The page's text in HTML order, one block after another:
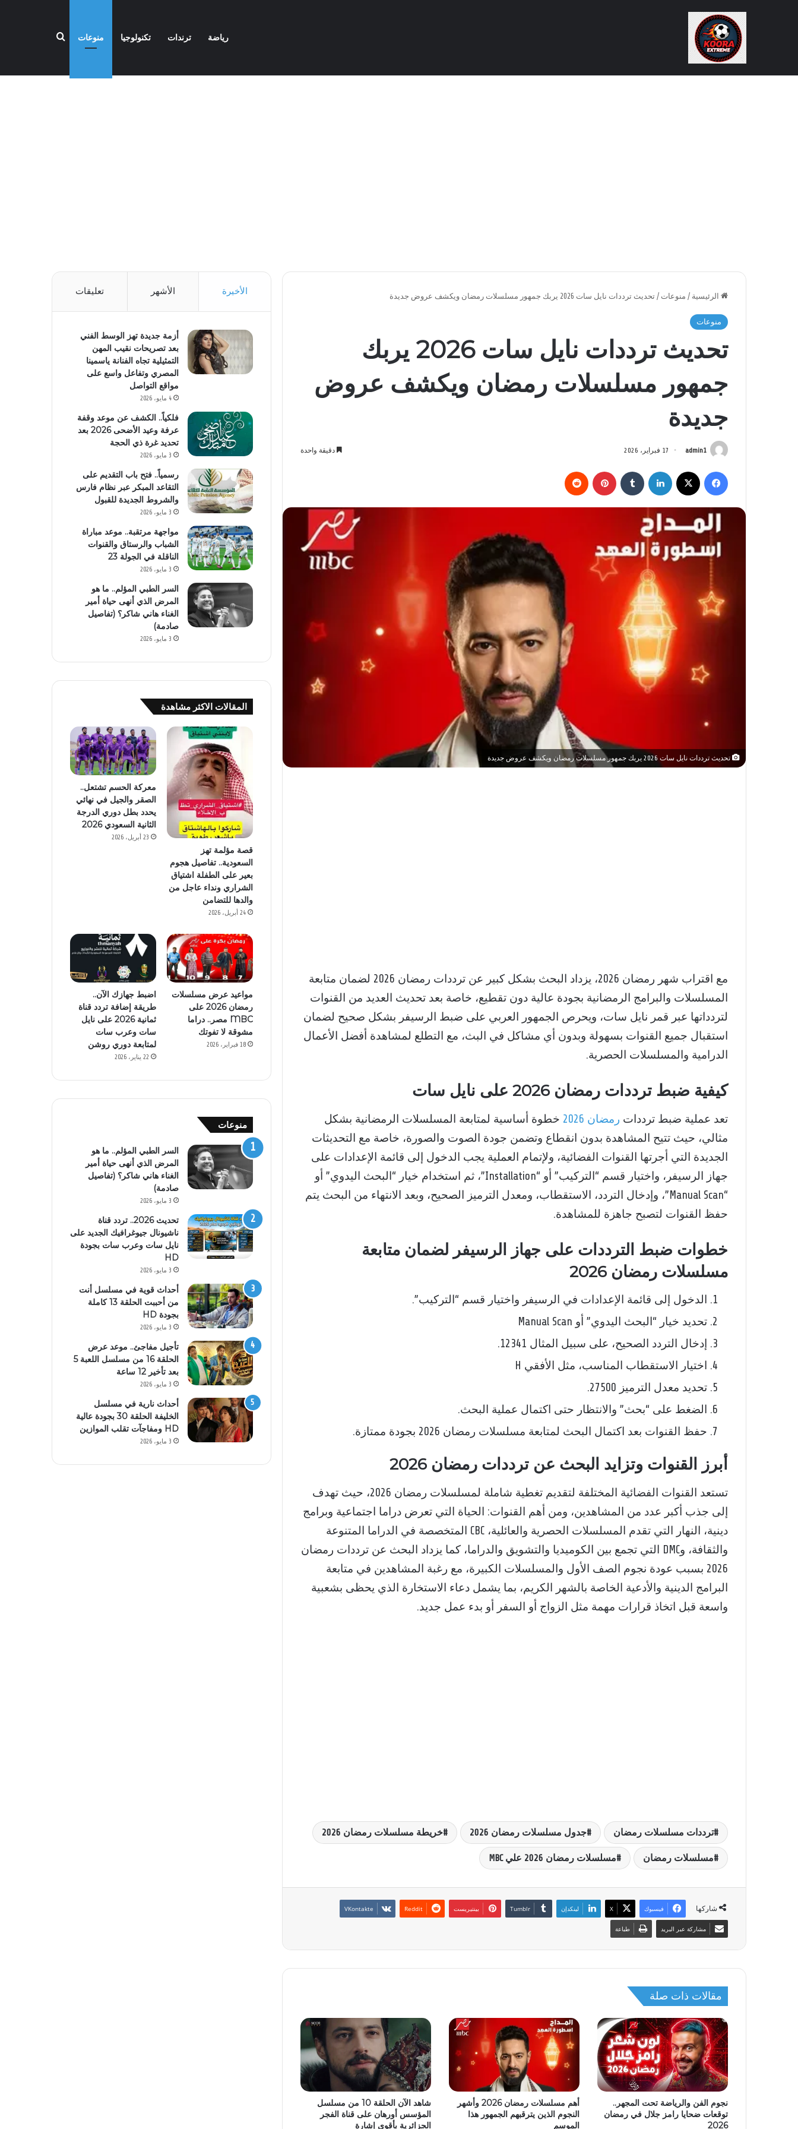
رياضة ترندات تكنولوجيا منوعات بحث عن
الرئيسية / منوعات / تحديث ترددات نايل سات 2026 يربك جمهور مسلسلات رمضان ويكشف عروض جديدة
منوعات
تحديث ترددات نايل سات 2026 يربك
جمهور مسلسلات رمضان ويكشف عروض
جديدة
admin1 17 فبراير، 2026 دقيقة واحدة
فيسبوك لينكدإن بينتيريست
تحديث ترددات نايل سات 2026 يربك جمهور مسلسلات رمضان ويكشف عروض جديدة
مع اقتراب شهر رمضان 2026، يزداد البحث بشكل كبير عن ترددات رمضان 2026 لضمان متابعة
المسلسلات والبرامج الرمضانية بجودة عالية دون تقطيع، خاصة بعد تحديث العديد من القنوات
لتردداتها عبر قمر نايل سات، ويحرص الجمهور العربي على ضبط الرسيفر بشكل صحيح لضمان
استقبال جميع القنوات بسهولة وبدون أي مشاكل في البث، مع التطلع لمشاهدة أفضل الأعمال
الدرامية والمسلسلات الحصرية.
كيفية ضبط ترددات رمضان 2026 على نايل سات
تعد عملية ضبط ترددات رمضان 2026
خطوة أساسية لمتابعة المسلسلات الرمضانية بشكل
مثالي، حيث تتيح المشاهدة بدون انقطاع وتضمن جودة الصوت والصورة، خاصة مع التحديثات
الجديدة التي أجرتها القنوات الفضائية، ولإتمام العملية يجب الدخول إلى قائمة الإعدادات على
جهاز الرسيفر، واختيار قسم “التركيب” أو “Installation”، ثم استخدام خيار “البحث اليدوي” أو
“Manual Scan”، وإدخال التردد، الاستقطاب، ومعدل الترميز الصحيح، وبعد الانتهاء من البحث يتم
حفظ القنوات لتصبح جاهزة للمشاهدة.
خطوات ضبط الترددات على جهاز الرسيفر لضمان متابعة
مسلسلات رمضان 2026
الدخول إلى قائمة الإعدادات في الرسيفر واختيار قسم “التركيب”.
تحديد خيار “البحث اليدوي” أو Manual Scan
إدخال التردد الصحيح، على سبيل المثال 12341.
اختيار الاستقطاب المناسب، مثل الأفقي H
تحديد معدل الترميز 27500.
الضغط على “بحث” والانتظار حتى اكتمال عملية البحث.
حفظ القنوات بعد اكتمال البحث لمتابعة مسلسلات رمضان 2026 بجودة ممتازة.
أبرز القنوات وتزايد البحث عن ترددات رمضان 2026
تستعد القنوات الفضائية المختلفة لتقديم تغطية شاملة لمسلسلات رمضان 2026، حيث تهدف
إلى جذب أكبر عدد من المشاهدين، ومن أهم القنوات: الحياة التي تعرض دراما اجتماعية وبرامج
دينية، النهار التي تقدم المسلسلات الحصرية والعائلية، CBC المتخصصة في الدراما المتنوعة
والثقافة، وDMC التي تجمع بين الكوميديا والتشويق والدراما، كما يزداد البحث عن ترددات رمضان
2026 بسبب عودة نجوم الصف الأول والمسلسلات الكبيرة، مع رغبة المشاهدين في متابعة
البرامج الدينية والأدعية الخاصة بالشهر الكريم، بما يشمل دعاء الاستخارة الذي يحظى بشعبية
واسعة قبل اتخاذ قرارات مهمة مثل الزواج أو السفر أو بدء عمل جديد.
ترددات مسلسلات رمضان جدول مسلسلات رمضان 2026 خريطة مسلسلات رمضان 2026
مسلسلات رمضان مسلسلات رمضان 2026 علي MBC
شاركها فيسبوك ‫X لينكدإن بينتيريست
مشاركة عبر البريد طباعة
مقالات ذات صلة
نجوم الفن والرياضة تحت المجهر..
توقعات ضحايا رامز جلال في رمضان
2026
أهم مسلسلات رمضان 2026 وأشهر
النجوم الذين يترقبهم الجمهور هذا
الموسم
شاهد الآن الحلقة 10 من مسلسل
المؤسس أورهان على قناة الفجر
الجزائرية بأقوى إشارة
الأخيرة الأشهر تعليقات
أزمة جديدة تهز الوسط الفني
بعد تصريحات نقيب المهن
التمثيلية تجاه الفنانة ياسمينا
المصري وتفاعل واسع على
مواقع التواصل
4 مايو، 2026
فلكياً.. الكشف عن موعد وقفة
عرفة وعيد الأضحى 2026 بعد
تحديد غرة ذي الحجة
3 مايو، 2026
رسمياً.. فتح باب التقديم على
التقاعد المبكر عبر نظام فارس
والشروط الجديدة للقبول
3 مايو، 2026
مواجهة مرتقبة.. موعد مباراة
الشباب والرستاق والقنوات
الناقلة في الجولة 23
3 مايو، 2026
السر الطبي المؤلم.. ما هو
المرض الذي أنهى حياة أمير
الغناء هاني شاكر؟ (تفاصيل
صادمة)
3 مايو، 2026
المقالات الاكثر مشاهدة
قصة مؤلمة تهز
السعودية.. تفاصيل هجوم
بعير على الطفلة اشتياق
الشراري ونداء عاجل من
والدها للتضامن
24 أبريل، 2026
معركة الحسم تشتعل..
الصقر والجيل في نهائي
يحدد بطل دوري الدرجة
الثانية السعودي 2026
23 أبريل، 2026
مواعيد عرض مسلسلات
رمضان 2026 على
MBC مصر.. دراما
مشوقة لا تفوتك
18 فبراير، 2026
اضبط جهازك الآن..
طريقة إضافة تردد قناة
ثمانية 2026 على نايل
سات وعرب سات
لمتابعة دوري روشن
22 يناير، 2026
منوعات
السر الطبي المؤلم.. ما هو
المرض الذي أنهى حياة أمير
الغناء هاني شاكر؟ (تفاصيل
صادمة)
3 مايو، 2026
تحديث 2026.. تردد قناة
ناشيونال جيوغرافيك الجديد على
نايل سات وعرب سات بجودة
HD
3 مايو، 2026
أحداث قوية في مسلسل أنت
من أحببت الحلقة 13 كاملة
بجودة HD
3 مايو، 2026
تأجيل مفاجئ.. موعد عرض
الحلقة 16 من مسلسل اللعبة 5
بعد تأخير 12 ساعة
3 مايو، 2026
أحداث نارية في مسلسل
الخليفة الحلقة 30 بجودة عالية
HD ومفاجآت تقلب الموازين
3 مايو، 2026